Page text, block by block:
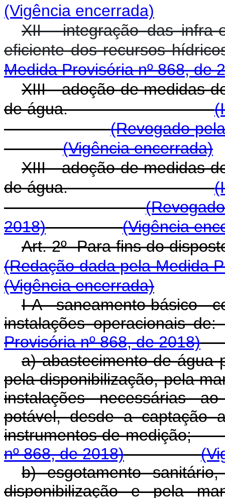
(Vigência encerrada)
XII - integração das
eficiente dos recursos
Medida Provisória nº 868, de
XIII - adoção de medidas
de água.
(Revogado
(Vigência encerrada)
XIII - adoção de medidas
de água.
2018)
(Vigência
Art. 2º Para fins do
(Redação dada pela Medida
(Vigência encerrada)
I-A - saneamento básico -
instalações
Provisória nº 868, de 2018)
a) abastecimento de água
pela disponibilização, pela
instalações necessárias
potável, desde a captação
instrumentos de
nº 868, de 2018)
b) esgotamento
disponibilização e pela